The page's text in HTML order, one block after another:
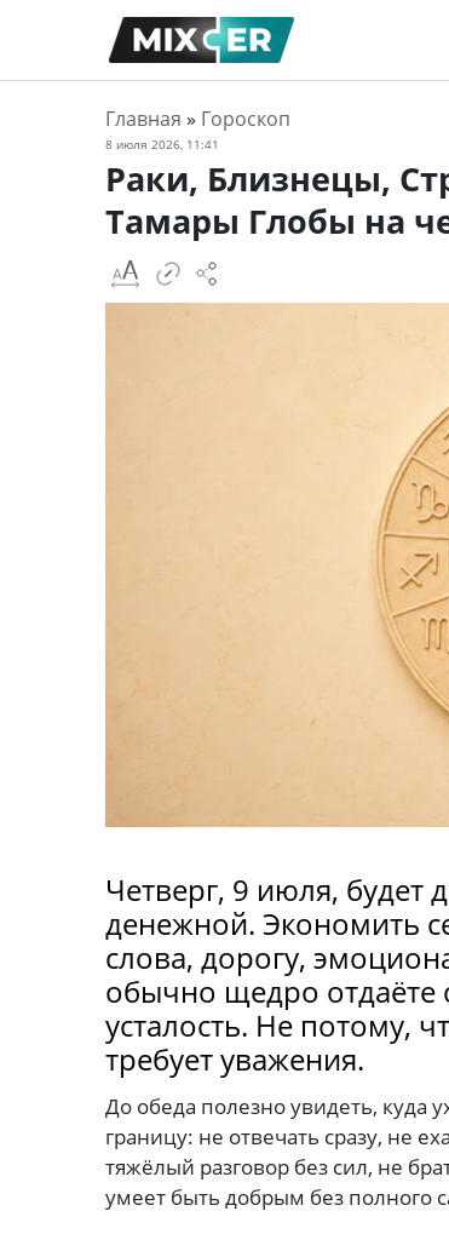
Главная » Гороскоп
8 июля 2026, 11:41
Раки, Близнецы,
Тамары Глобы на
Четверг, 9 июля,
денежной. Экономить
слова, дорогу,
обычно щедро отдаёте
усталость. Не потому,
требует уважения.
До обеда полезно увидеть, куда
границу: не отвечать сразу, не
тяжёлый разговор без сил, не
умеет быть добрым без полного